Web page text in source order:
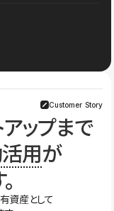
Customer Story
ップまで
用が
資産として